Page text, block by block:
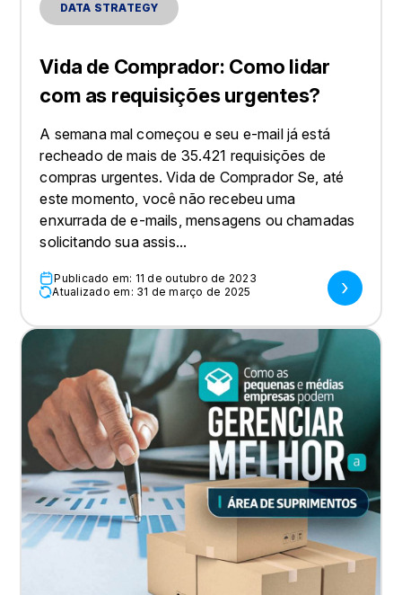
DATA STRATEGY
Vida de Comprador: Como lidar
com as requisições urgentes?
A semana mal começou e seu e-mail já está
recheado de mais de 35.421 requisições de
compras urgentes. Vida de Comprador Se, até
este momento, você não recebeu uma
enxurrada de e-mails, mensagens ou chamadas
solicitando sua assis...
Publicado em: 11 de outubro de 2023
Atualizado em: 31 de março de 2025